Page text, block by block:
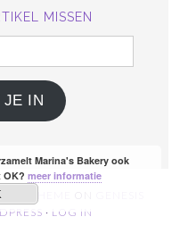
MISSEN
JE IN
PRO THEME
· LOG IN
Marina's Bakery ook
OK? meer informatie